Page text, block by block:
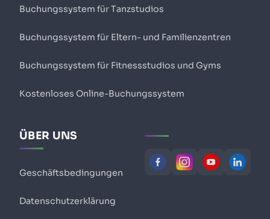
Buchungssystem für Tanzstudios
Buchungssystem für Eltern- und Familienzentren
Buchungssystem für Fitnessstudios und Gyms
Kostenloses Online-Buchungssystem
ÜBER UNS
Geschäftsbedingungen
Datenschutzerklärung